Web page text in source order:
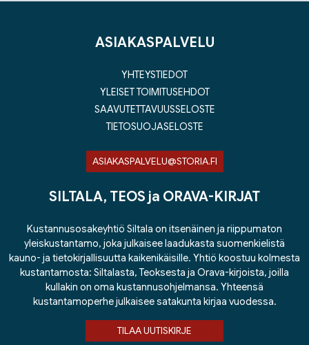
ASIAKASPALVELU
YHTEYSTIEDOT
YLEISET TOIMITUSEHDOT
SAAVUTETTAVUUSSELOSTE
TIETOSUOJASELOSTE
ASIAKASPALVELU@STORIA.FI
SILTALA, TEOS ja ORAVA-KIRJAT
Kustannusosakeyhtiö Siltala on itsenäinen ja riippumaton
yleiskustantamo, joka julkaisee laadukasta suomenkielistä
kauno- ja tietokirjallisuutta kaikenikäisille. Yhtiö koostuu kolmesta
kustantamosta: Siltalasta, Teoksesta ja Orava-kirjoista, joilla
kullakin on oma kustannusohjelmansa. Yhteensä
kustantamoperhe julkaisee satakunta kirjaa vuodessa.
TILAA UUTISKIRJE